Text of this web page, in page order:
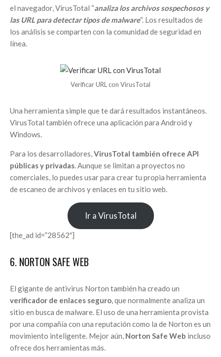
el navegador, VirusTotal “analiza los archivos sospechosos y
las URL para detectar tipos de malware“. Los resultados de
los análisis se comparten con la comunidad de seguridad en
línea.
Verificar URL con VirusTotal
Una herramienta simple que te dará resultados instantáneos.
VirusTotal también ofrece una aplicación para Android y
Windows.
Para los desarrolladores, VirusTotal también ofrece API
públicas y privadas . Aunque se limitan a proyectos no
comerciales, lo puedes usar para crear tu propia herramienta
de escaneo de archivos y enlaces en tu sitio web.
Ir a VirusTotal
[the_ad id=”28562″]
6. NORTON SAFE WEB
El gigante de antivirus Norton también ha creado un
verificador de enlaces seguro, que normalmente analiza un
sitio en busca de malware. El uso de una herramienta provista
por una compañía con una reputación como la de Norton es un
movimiento inteligente. Mejor aún, Norton Safe Web incluso
ofrece dos herramientas más.